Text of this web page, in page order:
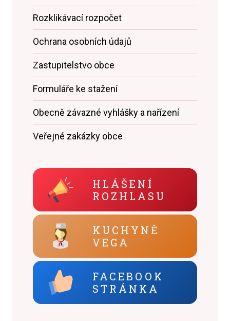
Rozklikávací rozpočet
Ochrana osobních údajů
Zastupitelstvo obce
Formuláře ke stažení
Obecně závazné vyhlášky a nařízení
Veřejné zakázky obce
HLÁŠENÍ
ROZHLASU
KUCHYNĚ
VEGA
FACEBOOK
STRÁNKA